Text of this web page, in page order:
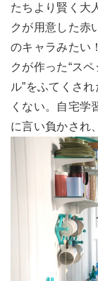
たちより賢く大
クが用意した赤
のキャラみたい
クが作った“ス
ル”をふてくさ
くない。自宅学
に言い負かされ